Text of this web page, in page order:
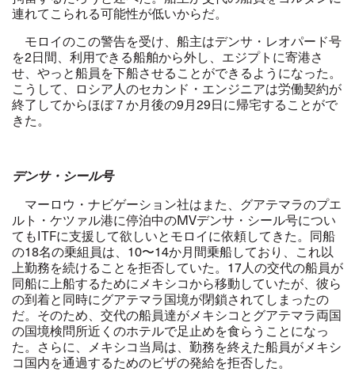
連れてこられる可能性が低いからだ。
モロイのこの警告を受け、船主はデンサ・レオパード号
を2日間、利用できる船舶から外し、エジプトに寄港さ
せ、やっと船員を下船させることができるようになった。
こうして、ロシア人のセカンド・エンジニアは労働契約が
終了してからほぼ７か月後の9月29日に帰宅することがで
きた。
デンサ・シール号
マーロウ・ナビゲーション社はまた、グアテマラのプエ
ルト・ケツァル港に停泊中のMVデンサ・シール号につい
てもITFに支援して欲しいとモロイに依頼してきた。同船
の18名の乗組員は、 10〜14か月間乗船しており、これ以
上勤務を続けることを拒否していた。 17人の交代の船員が
同船に上船するためにメキシコから移動していたが、彼ら
の到着と同時にグアテマラ国境が閉鎖されてしまったの
だ。そのため、交代の船員達がメキシコとグアテマラ両国
の国境検問所近くのホテルで足止めを食らうことになっ
た。さらに、メキシコ当局は、勤務を終えた船員がメキシ
コ国内を通過するためのビザの発給を拒否した。